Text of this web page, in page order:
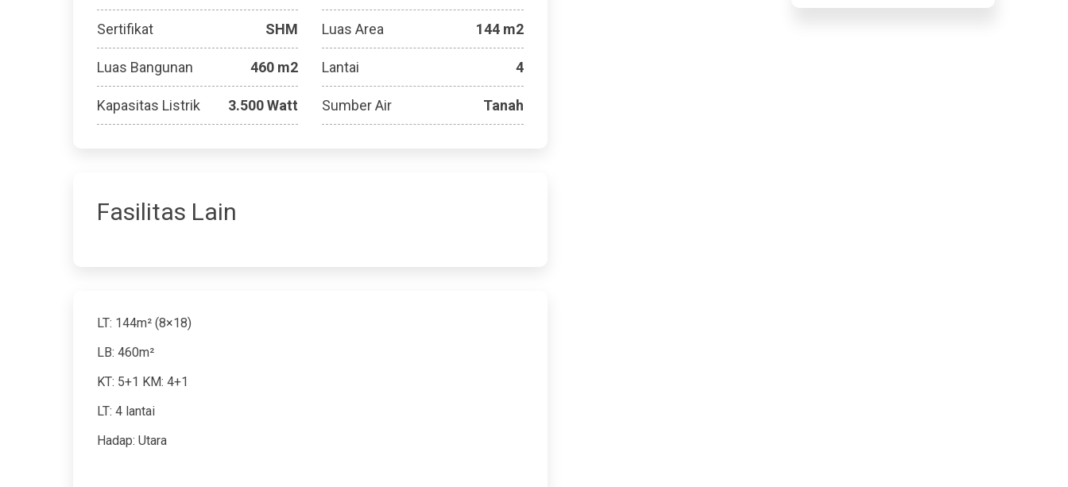
Sertifikat SHM Luas Area 144 m2
Luas Bangunan 460 m2 Lantai 4
Kapasitas Listrik 3.500 Watt Sumber Air Tanah
Fasilitas Lain
LT: 144m² (8×18)
LB: 460m²
KT: 5+1 KM: 4+1
LT: 4 lantai
Hadap: Utara